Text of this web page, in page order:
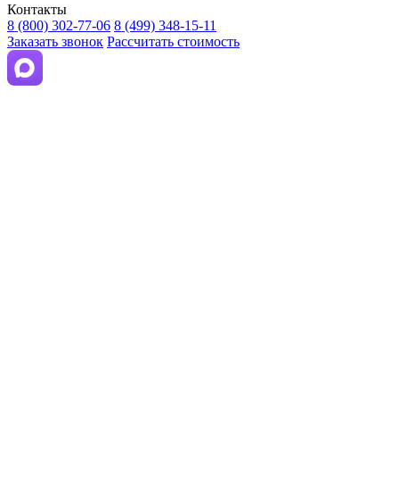
Контакты
8 (800) 302-77-06 8 (499) 348-15-11
Заказать звонок Рассчитать стоимость